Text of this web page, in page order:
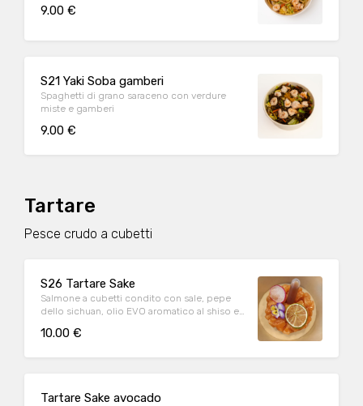
9.00 €
S21 Yaki Soba gamberi
Spaghetti di grano saraceno con verdure
miste e gamberi
9.00 €
Tartare
Pesce crudo a cubetti
S26 Tartare Sake
Salmone a cubetti condito con sale, pepe
dello sichuan, olio EVO aromatico al shiso e
10.00 €
Tartare Sake avocado